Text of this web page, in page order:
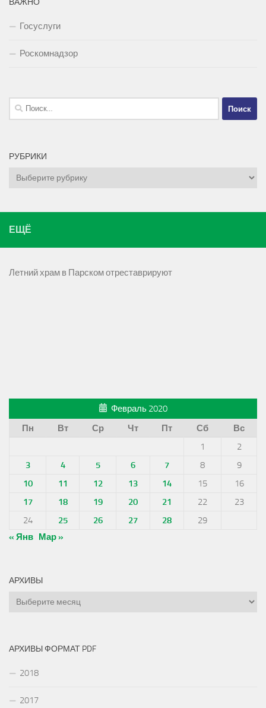
ВАЖНО
Госуслуги
Роскомнадзор
Найти:
РУБРИКИ
Рубрики
ЕЩЁ
Летний храм в Парском отреставрируют
Февраль 2020
Пн
Вт Ср Чт Пт Сб
Вс
1
2
3
4 5 6 7 8
9
10
11 12 13 14 15
16
17
18 19 20 21 22
23
24
25 26 27 28
29
« Янв Мар »
АРХИВЫ
Архивы
АРХИВЫ ФОРМАТ PDF
2018
2017